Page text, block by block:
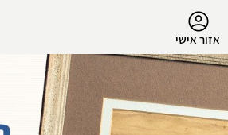
אזור אישי